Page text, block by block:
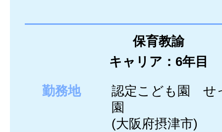
保育教諭
キャリア：6年目
勤務地
認定こども園 せ
園
(大阪府摂津市)